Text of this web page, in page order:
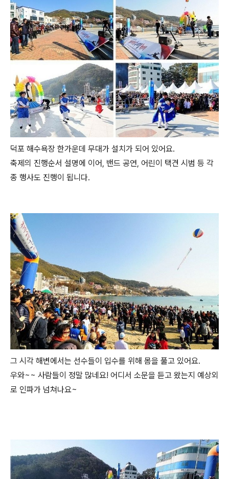
덕포 해수욕장 한가운데 무대가 설치가 되어 있어요.
축제의 진행순서 설명에 이어, 밴드 공연, 어린이 택견 시범 등 각
종 행사도 진행이 됩니다.
그 시각 해변에서는 선수들이 입수를 위해 몸을 풀고 있어요.
우와~~ 사람들이 정말 많네요! 어디서 소문을 듣고 왔는지 예상외
로 인파가 넘쳐나요~